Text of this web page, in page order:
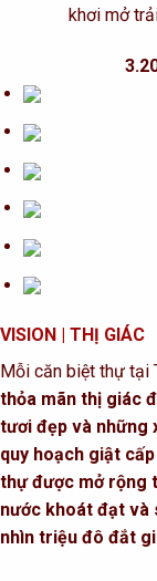
khơi mở
VISION
| THỊ GIÁC
Mỗi căn biệt thự tại
thỏa mãn thị giác
tươi đẹp và những
quy hoạch giật
thự được mở rộng
nước khoát đạt và
nhìn triệu đô đắt